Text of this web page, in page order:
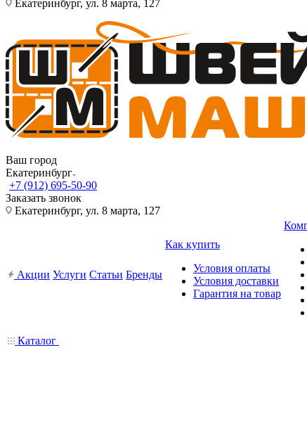
Екатеринбург, ул. 8 марта, 127
Ваш город
Екатеринбург
+7 (912) 695-50-90
Заказать звонок
Екатеринбург, ул. 8 марта, 127
Акции Услуги Статьи Бренды
Как купить
Условия оплаты
Условия доставки
Гарантия на товар
Каталог